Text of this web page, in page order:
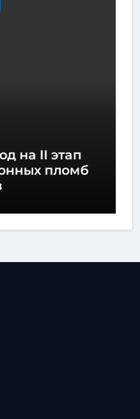
на II этап
пломб